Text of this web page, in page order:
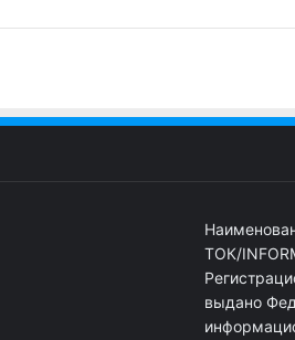
ТОК/
выдано